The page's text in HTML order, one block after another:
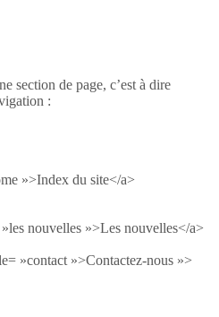
section de page, c’est à dire
:
»>Index du site</a>
nouvelles »>Les nouvelles</a>
»contact »>Contactez-nous »>